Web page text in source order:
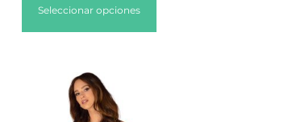
Seleccionar opciones